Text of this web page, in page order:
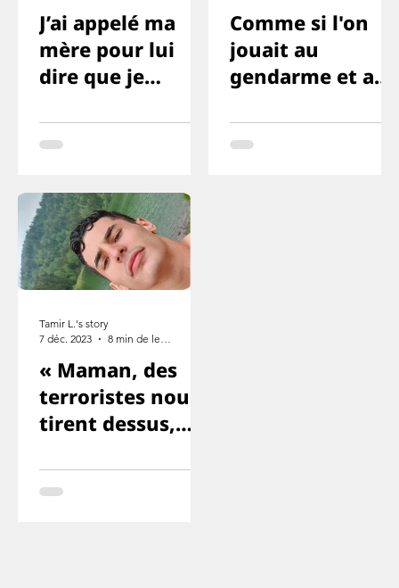
J’ai appelé ma
mère pour lui
dire que je
cette fois je ne
survivrai pas
Comme si l'on
jouait au
gendarme et au
quelque chose
comme ça
« Maman, des
terroristes nous
tirent dessus,
sont morts. ».
Tamir L.'s story
7 déc. 2023
8 min de lecture